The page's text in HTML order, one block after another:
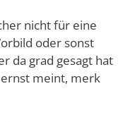
nicht für eine
oder sonst
da grad gesagt hat
meint, merk